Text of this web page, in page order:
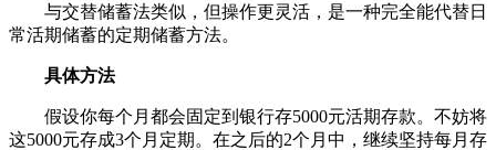
与交替储蓄法类似，但操作更灵活，是一种完全能代替日
常活期储蓄的定期储蓄方法。
具体方法
假设你每个月都会固定到银行存5000元活期存款。不妨将
这5000元存成3个月定期。在之后的2个月中，继续坚持每月存